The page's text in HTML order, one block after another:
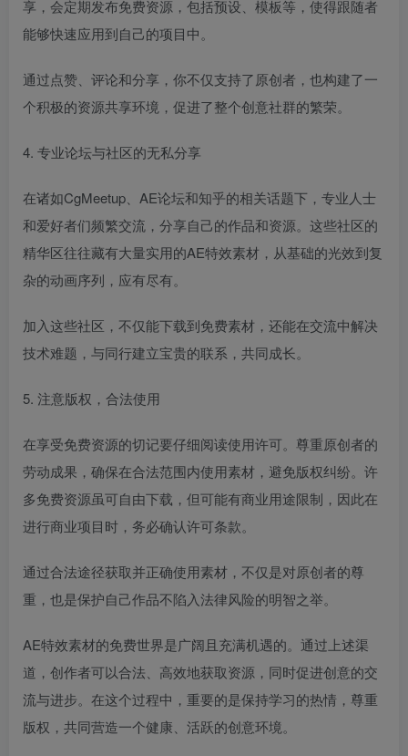
享，会定期发布免费资源，包括预设、模板等，使得跟随者
能够快速应用到自己的项目中。
通过点赞、评论和分享，你不仅支持了原创者，也构建了一
个积极的资源共享环境，促进了整个创意社群的繁荣。
4. 专业论坛与社区的无私分享
在诸如CgMeetup、AE论坛和知乎的相关话题下，专业人士
和爱好者们频繁交流，分享自己的作品和资源。这些社区的
精华区往往藏有大量实用的AE特效素材，从基础的光效到复
杂的动画序列，应有尽有。
加入这些社区，不仅能下载到免费素材，还能在交流中解决
技术难题，与同行建立宝贵的联系，共同成长。
5. 注意版权，合法使用
在享受免费资源的切记要仔细阅读使用许可。尊重原创者的
劳动成果，确保在合法范围内使用素材，避免版权纠纷。许
多免费资源虽可自由下载，但可能有商业用途限制，因此在
进行商业项目时，务必确认许可条款。
通过合法途径获取并正确使用素材，不仅是对原创者的尊
重，也是保护自己作品不陷入法律风险的明智之举。
AE特效素材的免费世界是广阔且充满机遇的。通过上述渠
道，创作者可以合法、高效地获取资源，同时促进创意的交
流与进步。在这个过程中，重要的是保持学习的热情，尊重
版权，共同营造一个健康、活跃的创意环境。